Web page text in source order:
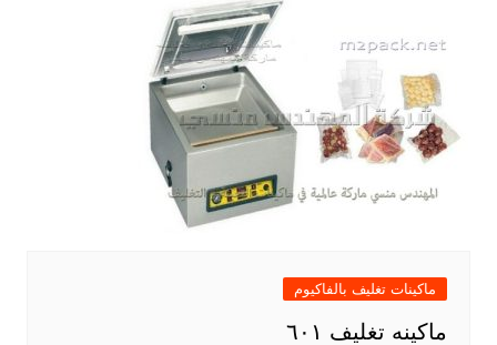
ماكينات تغليف بالفاكيوم
ماكينه تغليف ٦٠١